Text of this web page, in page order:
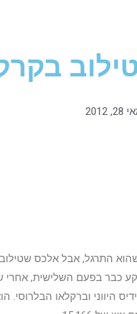
2012
התרגל, אבל אלכס
היווני וברקלאו